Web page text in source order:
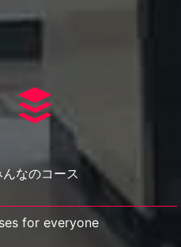
んなのコース
for everyone